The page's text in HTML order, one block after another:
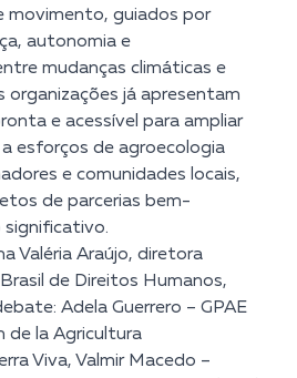
movimento, guiados por
autonomia e
mudanças climáticas e
organizações já apresentam
e acessível para ampliar
esforços de agroecologia
e comunidades locais,
de parcerias bem-
significativo.
Valéria Araújo, diretora
de Direitos Humanos,
Adela Guerrero – GPAE
de la Agricultura
Viva, Valmir Macedo –